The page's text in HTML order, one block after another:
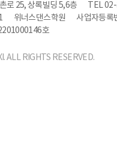
로 25, 상록빌딩 5,6층
TEL
위너스댄스학원
사업자등록
호
ALL RIGHTS RESERVED.